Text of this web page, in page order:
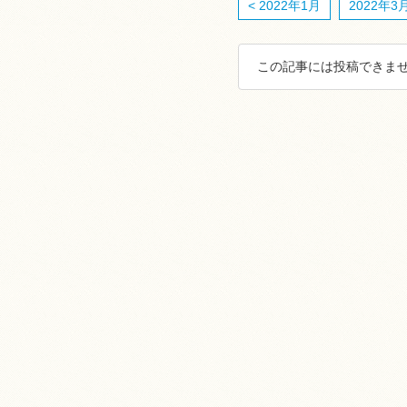
< 2022年1月 2022年3
この記事には投稿できま